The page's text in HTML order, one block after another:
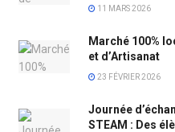
11 MARS 2026
Marché 100%
et d’Artisanat
23 FÉVRIER 2026
Journée
STEAM : Des